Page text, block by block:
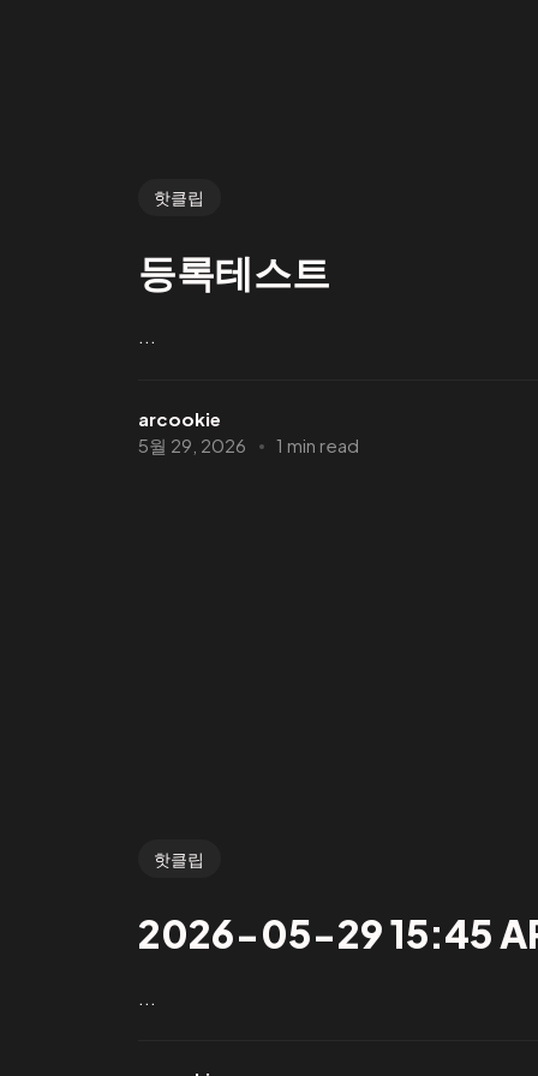
핫클립
등록테스트
...
arcookie
5월 29, 2026
1 min read
핫클립
2026-05-29 15:45
...